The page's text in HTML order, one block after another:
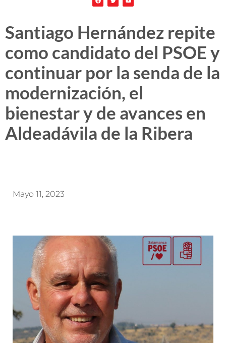
Santiago Hernández repite
como candidato del PSOE y
continuar por la senda de la
modernización, el
bienestar y de avances en
Aldeadávila de la Ribera
Mayo 11, 2023